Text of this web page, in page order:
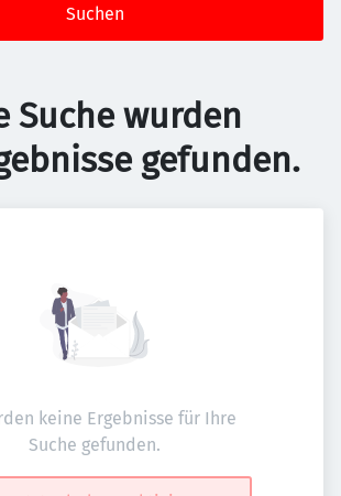
Suchen
Suche wurden
gefunden.
keine Ergebnisse für Ihre
Suche gefunden.